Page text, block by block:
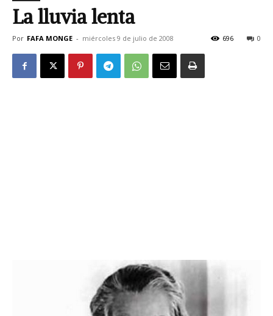
La lluvia lenta
Por FAFA MONGE - miércoles 9 de julio de 2008 0
696